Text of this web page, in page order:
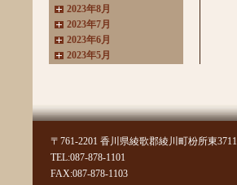
2023年8月
2023年7月
2023年6月
2023年5月
2022年10月
2022年7月
2022年6月
2022年4月
〒761-2201 香川県綾歌郡綾川町枌所東3711
TEL:087-878-1101
FAX:087-878-1103